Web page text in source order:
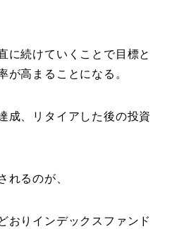
に続けていくことで目標と
が高まることになる。
成、リタイアした後の投資
れるのが、
おりインデックスファンド